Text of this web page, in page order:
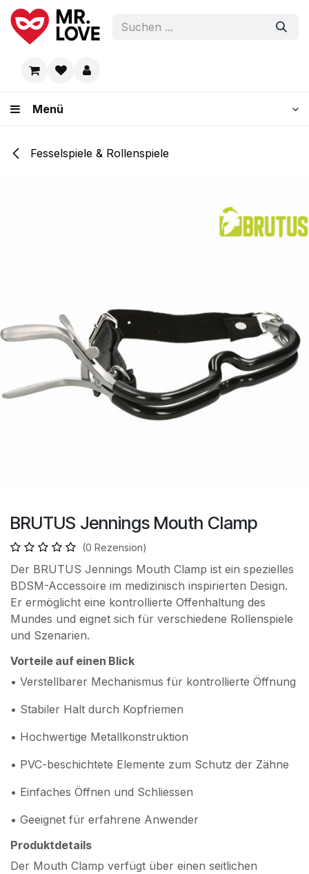
Zum Inhalt springen
Menü
Fesselspiele & Rollenspiele
BRUTUS Jennings Mouth Clamp
(0 Rezension)
Der BRUTUS Jennings Mouth Clamp ist ein spezielles
BDSM-Accessoire im medizinisch inspirierten Design.
Er ermöglicht eine kontrollierte Offenhaltung des
Mundes und eignet sich für verschiedene Rollenspiele
und Szenarien.
Vorteile auf einen Blick
• Verstellbarer Mechanismus für kontrollierte Öffnung
• Stabiler Halt durch Kopfriemen
• Hochwertige Metallkonstruktion
• PVC-beschichtete Elemente zum Schutz der Zähne
• Einfaches Öffnen und Schliessen
• Geeignet für erfahrene Anwender
Produktdetails
Der Mouth Clamp verfügt über einen seitlichen